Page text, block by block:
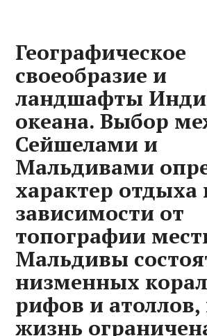
Географическое
своеобразие и
ландшафты
океана. Выбор
Сейшелами и
Мальдивами
характер отдыха
зависимости от
топографии
Мальдивы
низменных
рифов и атоллов,
жизнь